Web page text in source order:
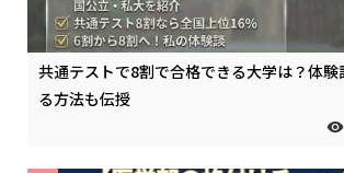
共通テストで8割で合格できる大学は？体
る方法も伝授